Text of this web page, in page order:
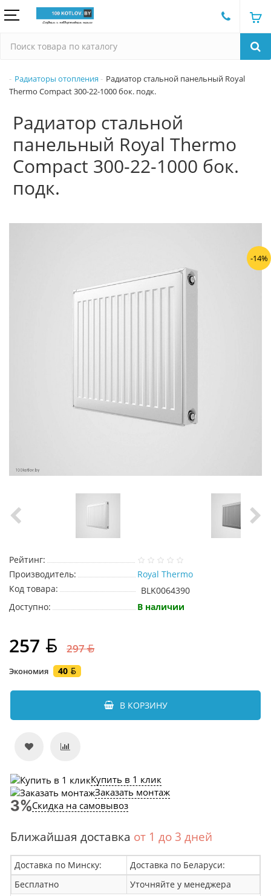
Радиаторы отопления
Радиатор стальной панельный Royal
Thermo Compact 300-22-1000 бок. подк.
Радиатор стальной
панельный Royal Thermo
Compact 300-22-1000 бок.
подк.
-14%
Рейтинг:
Производитель:
Royal Thermo
Код товара:
BLK0064390
Доступно:
В наличии
257 297
Экономия 40
В КОРЗИНУ
Купить в 1 клик
Заказать монтаж
Скидка на самовывоз
Ближайшая доставка от 1 до 3 дней
Доставка по Минску:
Доставка по Беларуси:
Бесплатно
Уточняйте у менеджера